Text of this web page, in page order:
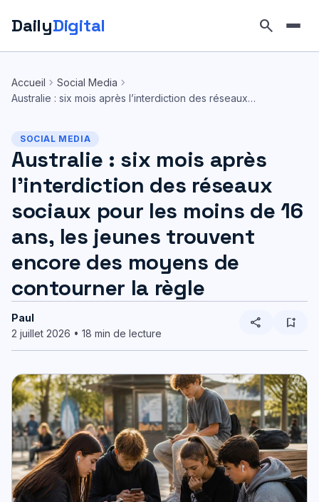
DailyDigital search
contenu
Accueil chevron_right Social Media chevron_right
Australie : six mois après l’interdiction des réseaux…
SOCIAL MEDIA
Australie : six mois après
l’interdiction des réseaux
sociaux pour les moins de 16
ans, les jeunes trouvent
encore des moyens de
contourner la règle
Paul
2 juillet 2026 • 18 min de lecture
share bookmark_add